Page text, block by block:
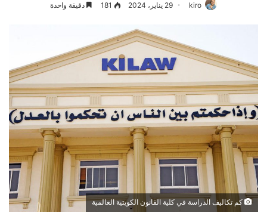
kiro 29 يناير، 2024 181 دقيقة واحدة
كم تكاليف الدراسة في كلية القانون الكويتية العالمية